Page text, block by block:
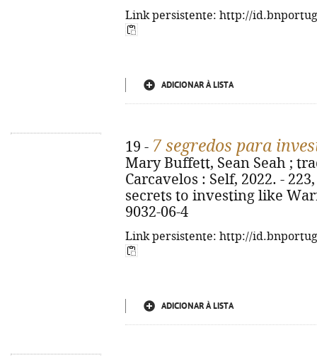
Link persistente: http://
ADICIONAR À LISTA
19 - 7 segredos para
Mary Buffett, Sean Seah ;
Carcavelos : Self, 2022. -
secrets to investing like
9032-06-4
Link persistente: http://
ADICIONAR À LISTA